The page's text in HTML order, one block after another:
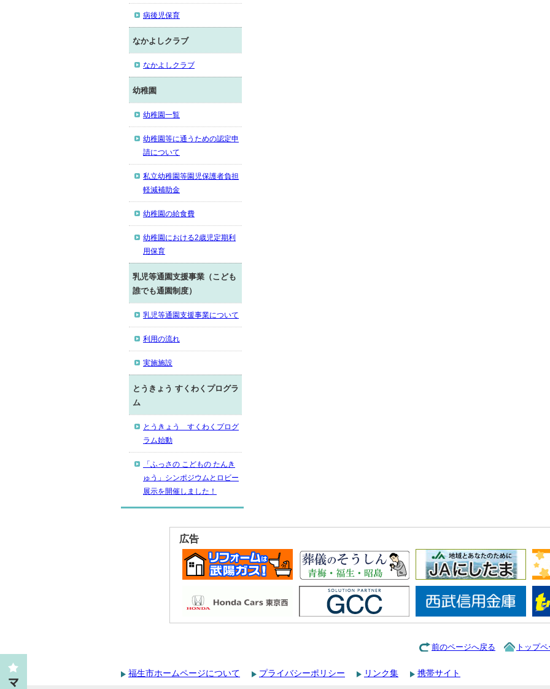
病後児保育
なかよしクラブ
なかよしクラブ
幼稚園
幼稚園一覧
幼稚園等に通うための認定申
請について
私立幼稚園等園児保護者負担
軽減補助金
幼稚園の給食費
幼稚園における2歳児定期利
用保育
乳児等通園支援事業（こども
誰でも通園制度）
乳児等通園支援事業について
利用の流れ
実施施設
とうきょう すくわくプログラ
ム
とうきょう すくわくプログ
ラム始動
「ふっさの こどもの たんき
ゅう」シンポジウムとロビー
展示を開催しました！
広告
前のページへ戻る トップ
福生市ホームページについて プライバシーポリシー リンク集 携帯サイト